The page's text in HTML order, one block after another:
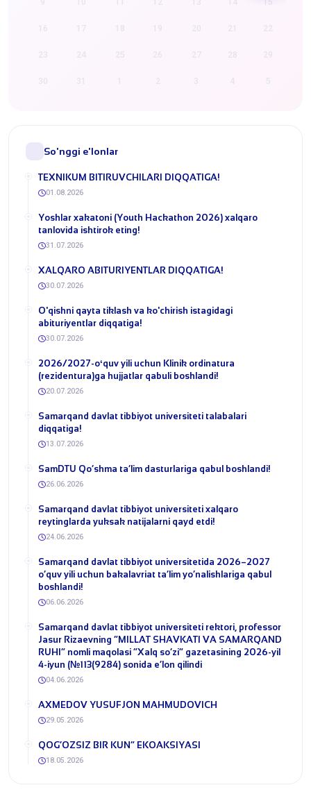
21 22
27 28 29
3 4 5
So'nggi e'lonlar
​TEXNIKUM BITIRUVCHILARI DIQQATIGA!
01.08.2026
Yoshlar xakatoni (Youth Hackathon 2026) xalqaro
tanlovida ishtirok eting!
31.07.2026
​XALQARO ABITURIYENTLAR DIQQATIGA!
30.07.2026
​O'qishni qayta tiklash va ko'chirish istagidagi
abituriyentlar diqqatiga!
30.07.2026
​2026/2027-oʻquv yili uchun Klinik ordinatura
(rezidentura)ga hujjatlar qabuli boshlandi!
20.07.2026
Samarqand davlat tibbiyot universiteti talabalari
diqqatiga!
13.07.2026
​SamDTU Qo‘shma ta’lim dasturlariga qabul boshlandi!
26.06.2026
Samarqand davlat tibbiyot universiteti xalqaro
reytinglarda yuksak natijalarni qayd etdi!
24.06.2026
Samarqand davlat tibbiyot universitetida 2026–2027
o‘quv yili uchun bakalavriat ta’lim yo‘nalishlariga qabul
boshlandi!
06.06.2026
​Samarqand davlat tibbiyot universiteti rektori, professor
Jasur Rizaevning “MILLAT SHAVKATI VA SAMARQAND
RUHI” nomli maqolasi “Xalq so‘zi” gazetasining 2026-yil
4-iyun (№113(9284) sonida e’lon qilindi
04.06.2026
​AXMEDOV YUSUFJON MAHMUDOVICH
29.05.2026
QOG‘OZSIZ BIR KUN” EKOAKSIYASI
18.05.2026